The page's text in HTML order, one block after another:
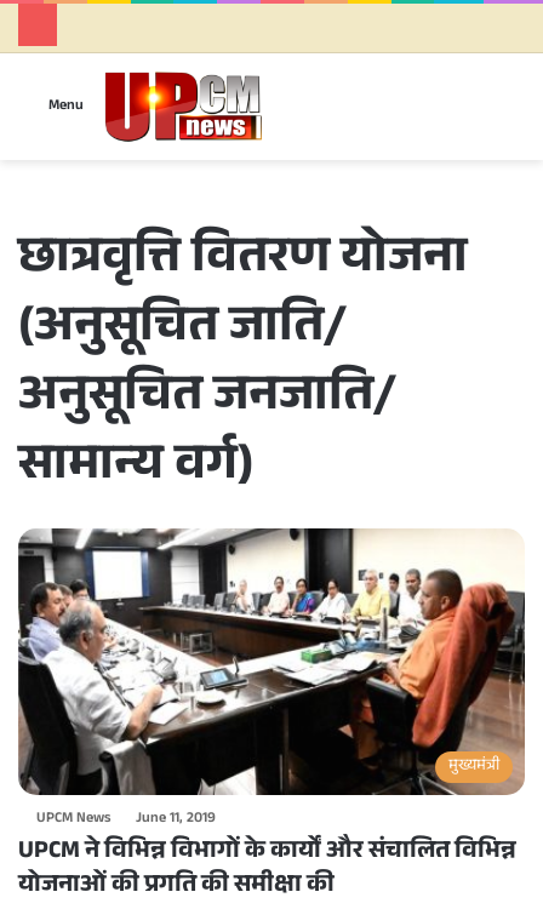
Menu
छात्रवृत्ति वितरण योजना
(अनुसूचित जाति/
अनुसूचित जनजाति/
सामान्य वर्ग)
मुख्यमंत्री
UPCM News June 11, 2019
UPCM ने विभिन्न विभागों के कार्यों और संचालित विभिन्न
योजनाओं की प्रगति की समीक्षा की